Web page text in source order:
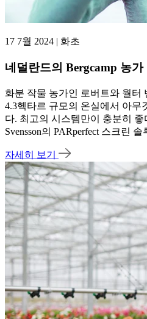
17 7월 2024 | 화초
네덜란드의 Bergcamp 농가
화분 작물 농가인 로버트와 월터
4.3헥타르 규모의 온실에서 아무
다. 최고의 시스템만이 충분히
Svensson의 PARperfect 스크린
자세히 보기